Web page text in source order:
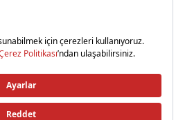
Tüm hakları saklıdır.